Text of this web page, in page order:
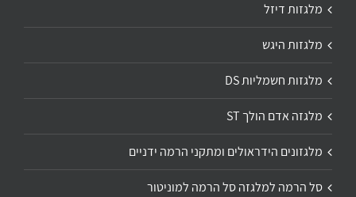
מלגזות דיזל
מלגזות היגש
מלגזות חשמליות DS
מלגזה אדם הולך ST
מלגזונים הידראולים ומתקני הרמה ידניים
סל הרמה למלגזה סל הרמה למוניטור